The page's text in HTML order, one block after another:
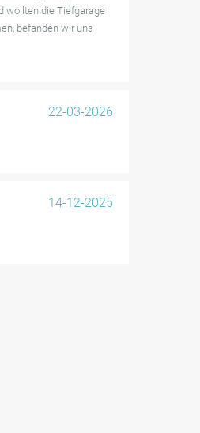
wollten die Tiefgarage
befanden wir uns
22-03-2026
14-12-2025